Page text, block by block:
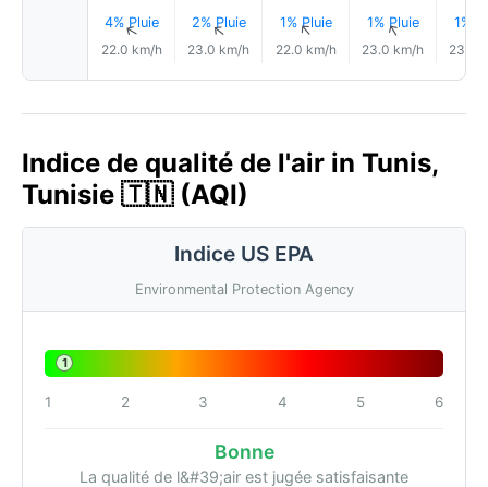
4% Pluie
↑
22.0 km/h
2% Pluie
↑
23.0 km/h
1% Pluie
↑
22.0 km/h
1% Pluie
↑
23.0 km/h
1%
23.0
Indice de qualité de l'air in Tunis,
Tunisie 🇹🇳 (AQI)
Indice US EPA
Environmental Protection Agency
1
1 2 3 4 5 6
Bonne
La qualité de l&#39;air est jugée satisfaisante